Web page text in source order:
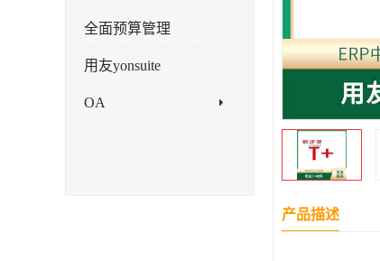
全面预算管理
用友yonsuite
OA
产品描述